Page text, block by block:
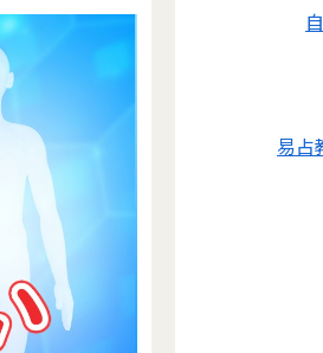
易占